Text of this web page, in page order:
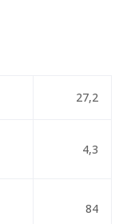
27,2
4,3
84